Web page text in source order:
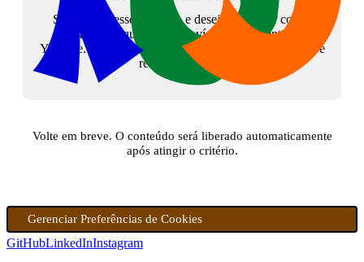
Se tem interesse no tema, e deseja colaborar com o
canal, peço que assista ao vídeo diretamente no
Youtube. Isso sinalizará para a plataforma que o vídeo é
relevante. Grato!
Volte em breve. O conteúdo será liberado automaticamente
após atingir o critério.
Gerenciar Preferências de Cookies
GitHubLinkedInInstagram